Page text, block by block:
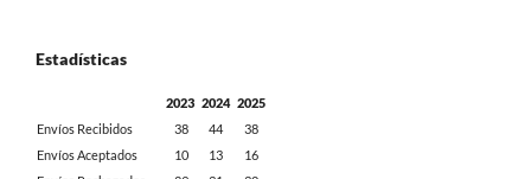
Estadísticas
2023 2024 2025
Envíos Recibidos
38 44
38
Envíos Aceptados
10 13
16